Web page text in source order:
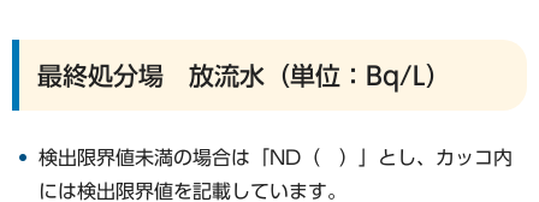
最終処分場 放流水（単位：Bq/L）
検出限界値未満の場合は「ND（ ）」とし、カッコ内
には検出限界値を記載しています。